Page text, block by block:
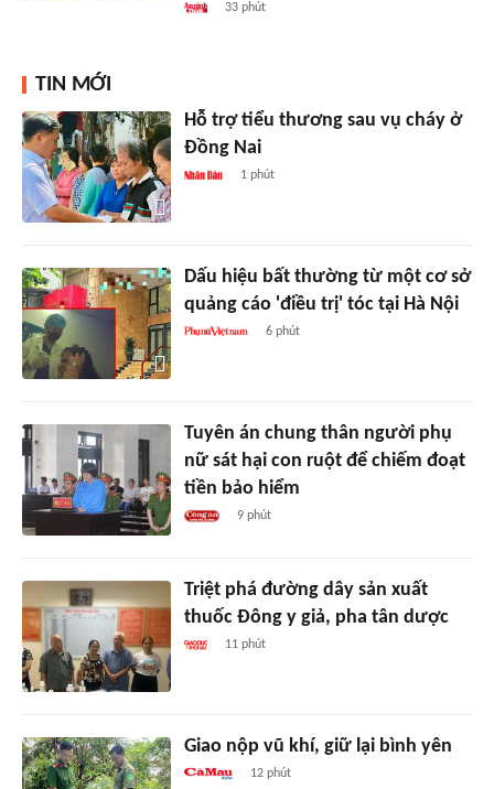
33 phút
TIN MỚI
Hỗ trợ tiểu thương sau vụ cháy ở
Đồng Nai
1 phút
Dấu hiệu bất thường từ một cơ sở
quảng cáo 'điều trị' tóc tại Hà Nội
6 phút
Tuyên án chung thân người phụ
nữ sát hại con ruột để chiếm đoạt
tiền bảo hiểm
9 phút
Triệt phá đường dây sản xuất
thuốc Đông y giả, pha tân dược
11 phút
Giao nộp vũ khí, giữ lại bình yên
12 phút